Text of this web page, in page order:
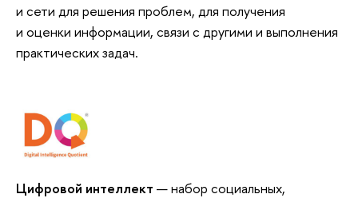
и сети для решения проблем, для получения
и оценки информации, связи с другими и выполнения
практических задач.
Цифровой интеллект — набор социальных,